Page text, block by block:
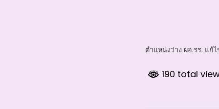
ตำแหน่งว่าง ผอ.รร. แก้
190 total